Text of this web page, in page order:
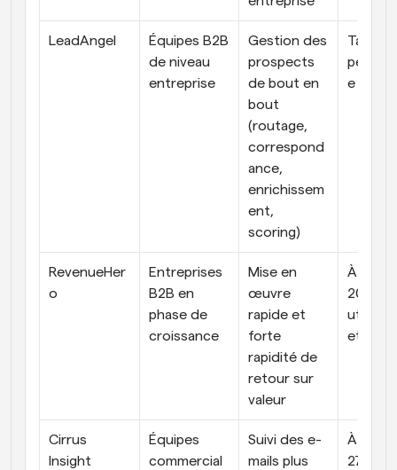
LeadAngel
Équipes B2B
de niveau
entreprise
Gestion des
prospects
de bout en
bout
(routage,
correspond
ance,
enrichissem
ent,
scoring)
e
RevenueHer
o
Entreprises
B2B en
phase de
croissance
Mise en
œuvre
rapide et
forte
rapidité de
retour sur
valeur
À partir
20 $
et par
Cirrus
Insight
Équipes
commercial
Suivi des e-
mails plus
À partir
27 $